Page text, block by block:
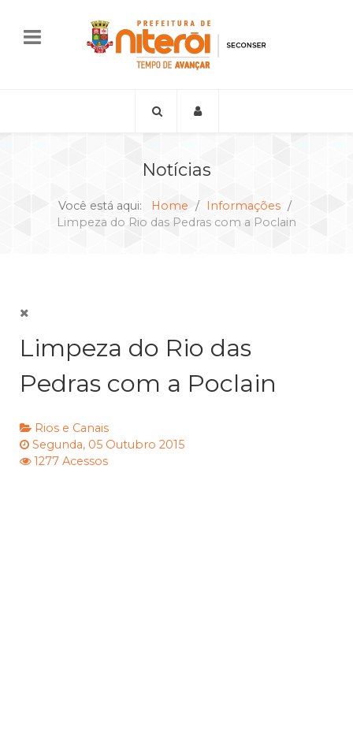
Notícias
Você está aqui: Home
Informações
Limpeza do Rio das Pedras com a Poclain
Limpeza do Rio das
Pedras com a Poclain
Rios e Canais
Segunda, 05 Outubro 2015
1277 Acessos